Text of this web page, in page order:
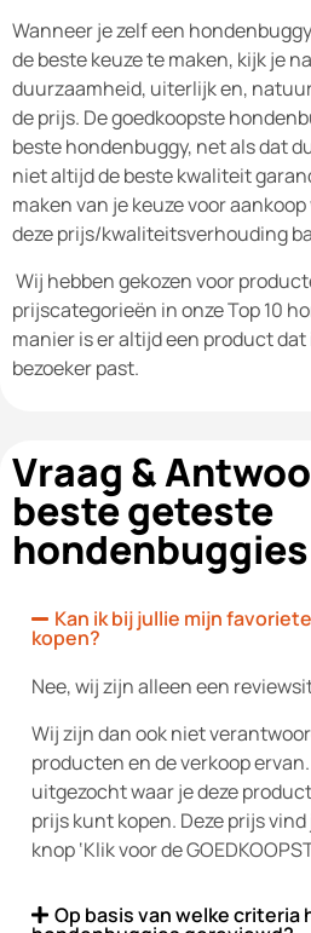
Wanneer je zelf een
de beste keuze te maken, kijk je
duurzaamheid, uiterlijk en,
de prijs. De goedkoopste
beste hondenbuggy, net als dat
niet altijd de beste kwaliteit
maken van je keuze voor
deze prijs/kwaliteitsverhouding
Wij hebben gekozen voor
prijscategorieën in onze Top 10
manier is er altijd een product
bezoeker past.
Vraag &
beste geteste
hondenbuggies
Kan ik bij jullie mijn
kopen?
Nee, wij zijn alleen een
Wij zijn dan ook niet
producten en de verkoop
uitgezocht waar je deze
prijs kunt kopen. Deze prijs
knop ‘Klik voor de
Op basis van welke criteria